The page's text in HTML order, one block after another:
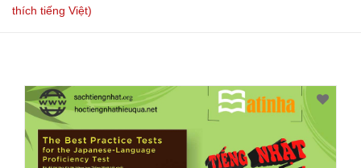
thích tiếng Việt)